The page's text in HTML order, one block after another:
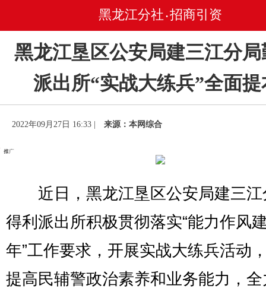
黑龙江分社 • 招商引资
黑龙江垦区公安局建三江分
派出所“实战大练兵”全面
2022年09月27日 16:33 | 来源：本网综合
近日，黑龙江垦区公安局建三江
得利派出所积极贯彻落实“能力作风
年”工作要求，开展实战大练兵活动
提高民辅警政治素养和业务能力，